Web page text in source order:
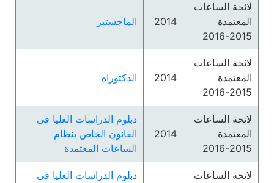
لائحة الساعات
المعتمدة
2015-2016
2014 الماجستير
لائحة الساعات
المعتمدة
2015-2016
2014 الدكتوراه
لائحة الساعات
المعتمدة
2015-2016
2014
دبلوم الدراسات العليا فى
القانون الخاص بنظام
الساعات المعتمدة
لائحة الساعات
دبلوم الدراسات العليا فى